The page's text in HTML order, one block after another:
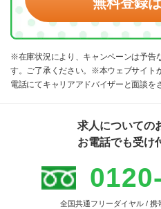
※在庫状況により、キャンペーンは予告
す。ご了承ください。※本ウェブサイト
電話にてキャリアアドバイザーと面談を
求人についての
お電話でも受け
全国共通フリーダイヤル / 携